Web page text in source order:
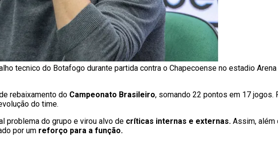
tecnico do Botafogo durante partida contra o Chapecoense no estadio
rebaixamento do Campeonato Brasileiro, somando 22 pontos em 17 jogos.
do time.
problema do grupo e virou alvo de críticas internas e externas. Assim, além
por um reforço para a função.